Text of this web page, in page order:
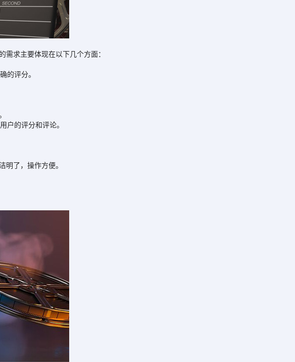
求主要体现在以下几个方面：
的评分。
的评分和评论。
了，操作方便。